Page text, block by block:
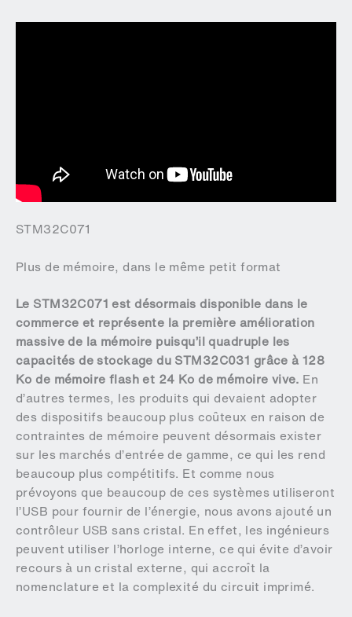
STM32C071
Plus de mémoire, dans le même petit format
Le STM32C071 est désormais disponible dans le
commerce et représente la première amélioration
massive de la mémoire puisqu’il quadruple les
capacités de stockage du STM32C031 grâce à 128
Ko de mémoire flash et 24 Ko de mémoire vive. En
d’autres termes, les produits qui devaient adopter
des dispositifs beaucoup plus coûteux en raison de
contraintes de mémoire peuvent désormais exister
sur les marchés d’entrée de gamme, ce qui les rend
beaucoup plus compétitifs. Et comme nous
prévoyons que beaucoup de ces systèmes utiliseront
l’USB pour fournir de l’énergie, nous avons ajouté un
contrôleur USB sans cristal. En effet, les ingénieurs
peuvent utiliser l’horloge interne, ce qui évite d’avoir
recours à un cristal externe, qui accroît la
nomenclature et la complexité du circuit imprimé.